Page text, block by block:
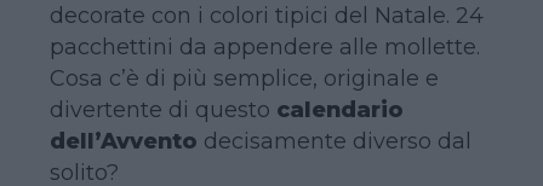
decorate con i colori tipici del Natale. 24
pacchettini da appendere alle mollette.
Cosa c’è di più semplice, originale e
divertente di questo calendario
dell’Avvento decisamente diverso dal
solito?